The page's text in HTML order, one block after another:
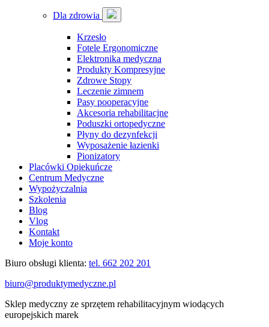
Dla zdrowia
Krzesło
Fotele Ergonomiczne
Elektronika medyczna
Produkty Kompresyjne
Zdrowe Stopy
Leczenie zimnem
Pasy pooperacyjne
Akcesoria rehabilitacjne
Poduszki ortopedyczne
Płyny do dezynfekcji
Wyposażenie łazienki
Pionizatory
Placówki Opiekuńcze
Centrum Medyczne
Wypożyczalnia
Szkolenia
Blog
Vlog
Kontakt
Moje konto
Biuro obsługi klienta: tel. 662 202 201
biuro@produktymedyczne.pl
Sklep medyczny ze sprzętem rehabilitacyjnym wiodących
europejskich marek